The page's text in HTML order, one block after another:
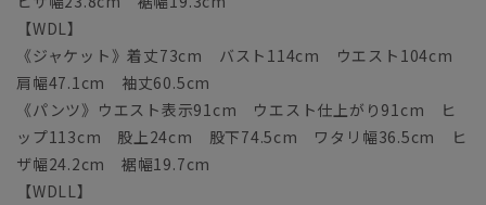
【WDL】
《ジャケット》着丈73cm バスト114cm ウエスト104cm
肩幅47.1cm 袖丈60.5cm
《パンツ》ウエスト表示91cm ウエスト仕上がり91cm ヒ
ップ113cm 股上24cm 股下74.5cm ワタリ幅36.5cm ヒ
ザ幅24.2cm 裾幅19.7cm
【WDLL】